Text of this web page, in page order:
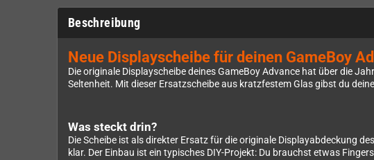
Beschreibung
Neue Displayscheibe für deinen GameBoy
Die originale Displayscheibe deines GameBoy Advance hat über die
Seltenheit. Mit dieser Ersatzscheibe aus kratzfestem Glas gibst du
Was steckt drin?
Die Scheibe ist als direkter Ersatz für die originale Displayabdeckung
klar. Der Einbau ist ein typisches DIY-Projekt: Du brauchst etwas